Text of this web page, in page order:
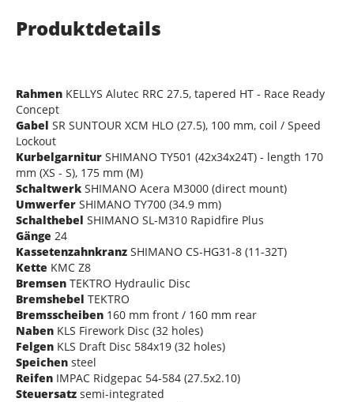
Produktdetails
Rahmen KELLYS Alutec RRC 27.5, tapered HT - Race Ready
Concept
Gabel SR SUNTOUR XCM HLO (27.5), 100 mm, coil / Speed
Lockout
Kurbelgarnitur SHIMANO TY501 (42x34x24T) - length 170
mm (XS - S), 175 mm (M)
Schaltwerk SHIMANO Acera M3000 (direct mount)
Umwerfer SHIMANO TY700 (34.9 mm)
Schalthebel SHIMANO SL-M310 Rapidfire Plus
Gänge 24
Kassetenzahnkranz SHIMANO CS-HG31-8 (11-32T)
Kette KMC Z8
Bremsen TEKTRO Hydraulic Disc
Bremshebel TEKTRO
Bremsscheiben 160 mm front / 160 mm rear
Naben KLS Firework Disc (32 holes)
Felgen KLS Draft Disc 584x19 (32 holes)
Speichen steel
Reifen IMPAC Ridgepac 54-584 (27.5x2.10)
Steuersatz semi-integrated